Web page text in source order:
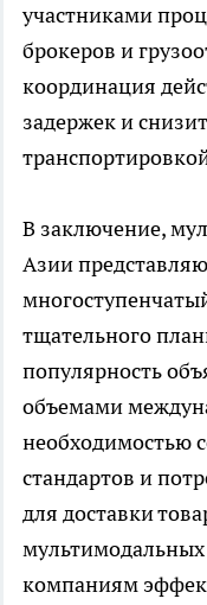
участниками
брокеров и
координация
задержек и
В заключение,
Азии
тщательного
популярность
объемами
необходимостью
стандартов и
для доставки
компаниям